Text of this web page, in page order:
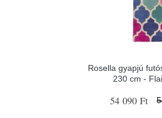
Rosella gyapjú
230 cm -
54 090 Ft